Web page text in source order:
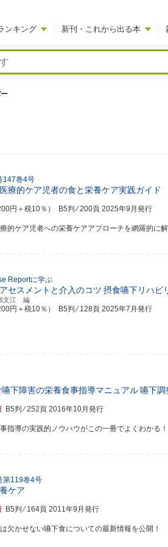
ンキング 新刊・これから出る本
147巻4号
療的ケア児者の食と栄養ケア実践ガイド
円＋税10％） B5判 ⁄ 200頁 2025年9月発行
的ケア児者への栄養ケアアプローチを網羅的に
Reportに学ぶ
セスメントと介入のコツ 摂食嚥下リハビ
文江 編
円＋税10％） B5判 ⁄ 128頁 2025年7月発行
嚥下障害の栄養食事指導マニュアル嚥下調
B5判 ⁄ 252頁 2016年10月発行
指導の実践的ノウハウがこの一冊でよくわかる！
第119巻4号
ケア
B5判 ⁄ 164頁 2011年9月発行
欠かせない嚥下食についての最新情報を公開！